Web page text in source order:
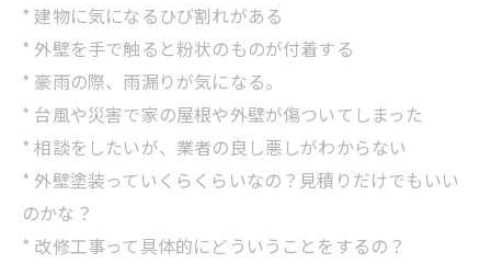
* 建物に気になるひび割れがある
* 外壁を手で触ると粉状のものが付着する
* 豪雨の際、雨漏りが気になる。
* 台風や災害で家の屋根や外壁が傷ついてしまった
* 相談をしたいが、業者の良し悪しがわからない
* 外壁塗装っていくらくらいなの？見積りだけでもいい
のかな？
* 改修工事って具体的にどういうことをするの？